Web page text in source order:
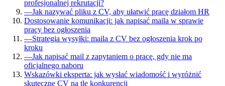
profesjonalnej rekrutacji?
—Jak nazywać pliku z CV, aby ułatwić pracę działom HR
Dostosowanie komunikacji: jak napisać maila w sprawie
pracy bez ogłoszenia
—Strategia wysyłki: maila z CV bez ogłoszenia krok po
kroku
—Jak napisać mail z zapytaniem o pracę, gdy nie ma
oficjalnego naboru
Wskazówki eksperta: jak wysłać wiadomość i wyróżnić
skuteczne CV na tle konkurencji